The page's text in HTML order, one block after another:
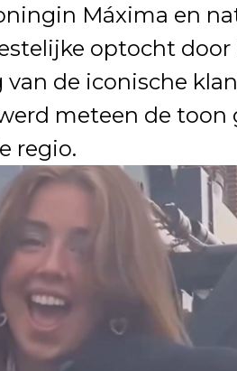
Máxima en
optocht
de iconische
meteen de toon
regio.